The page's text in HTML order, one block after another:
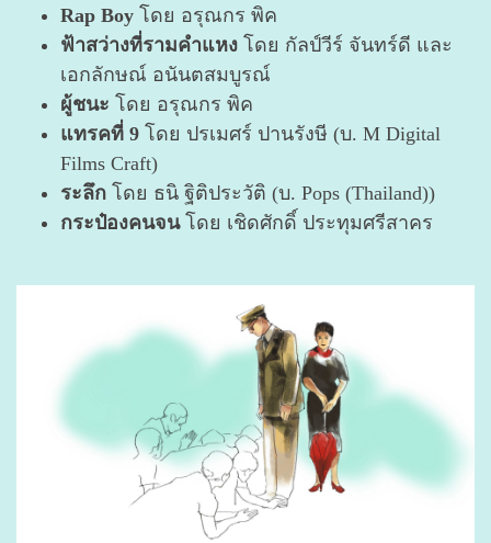
Rap Boy โดย อรุณกร พิค
ฟ้าสว่างที่รามคำแหง โดย กัลป์วีร์ จันทร์ดี และ
เอกลักษณ์ อนันตสมบูรณ์
ผู้ชนะ โดย อรุณกร พิค
แทรคที่ 9 โดย ปรเมศร์ ปานรังษี (บ. M Digital
Films Craft)
ระลึก โดย ธนิ ฐิติประวัติ (บ. Pops (Thailand))
กระป๋องคนจนโดย เชิดศักดิ์ ประทุมศรีสาคร